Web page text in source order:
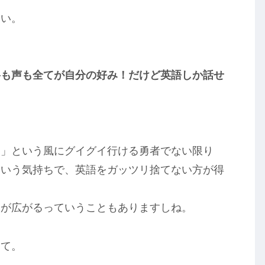
。
声も全てが自分の好み！ だけど英語しか話せ
という風にグイグイ行ける勇者でない限り
う気持ちで、英語をガッツリ捨てない方が得
広がるっていうこともありますしね。
。